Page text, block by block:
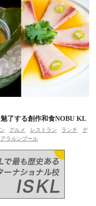
する創作和食NOBU KL
グルメ レストラン ランチ
デ
アラルンプール